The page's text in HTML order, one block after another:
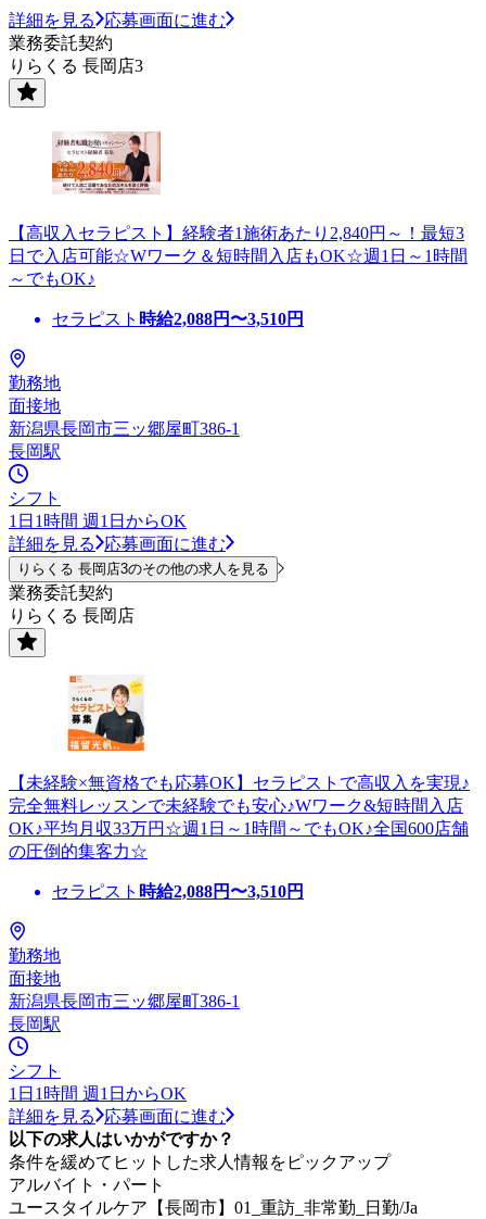
詳細を見る
応募画面に進む
業務委託契約
りらくる 長岡店3
【高収入セラピスト】経験者1施術あたり2,840円～！最短3
日で入店可能☆Wワーク＆短時間入店もOK☆週1日～1時間
～でもOK♪
セラピスト 時給2,088円〜3,510円
勤務地
面接地
新潟県長岡市三ッ郷屋町386-1
長岡駅
シフト
1日1時間 週1日からOK
詳細を見る
応募画面に進む
りらくる 長岡店3のその他の求人を見る
業務委託契約
りらくる 長岡店
【未経験×無資格でも応募OK】セラピストで高収入を実現♪
完全無料レッスンで未経験でも安心♪Wワーク&短時間入店
OK♪平均月収33万円☆週1日～1時間～でもOK♪全国600店舗
の圧倒的集客力☆
セラピスト 時給2,088円〜3,510円
勤務地
面接地
新潟県長岡市三ッ郷屋町386-1
長岡駅
シフト
1日1時間 週1日からOK
詳細を見る
応募画面に進む
以下の求人はいかがですか？
条件を緩めてヒットした求人情報をピックアップ
アルバイト・パート
ユースタイルケア【長岡市】01_重訪_非常勤_日勤/Ja